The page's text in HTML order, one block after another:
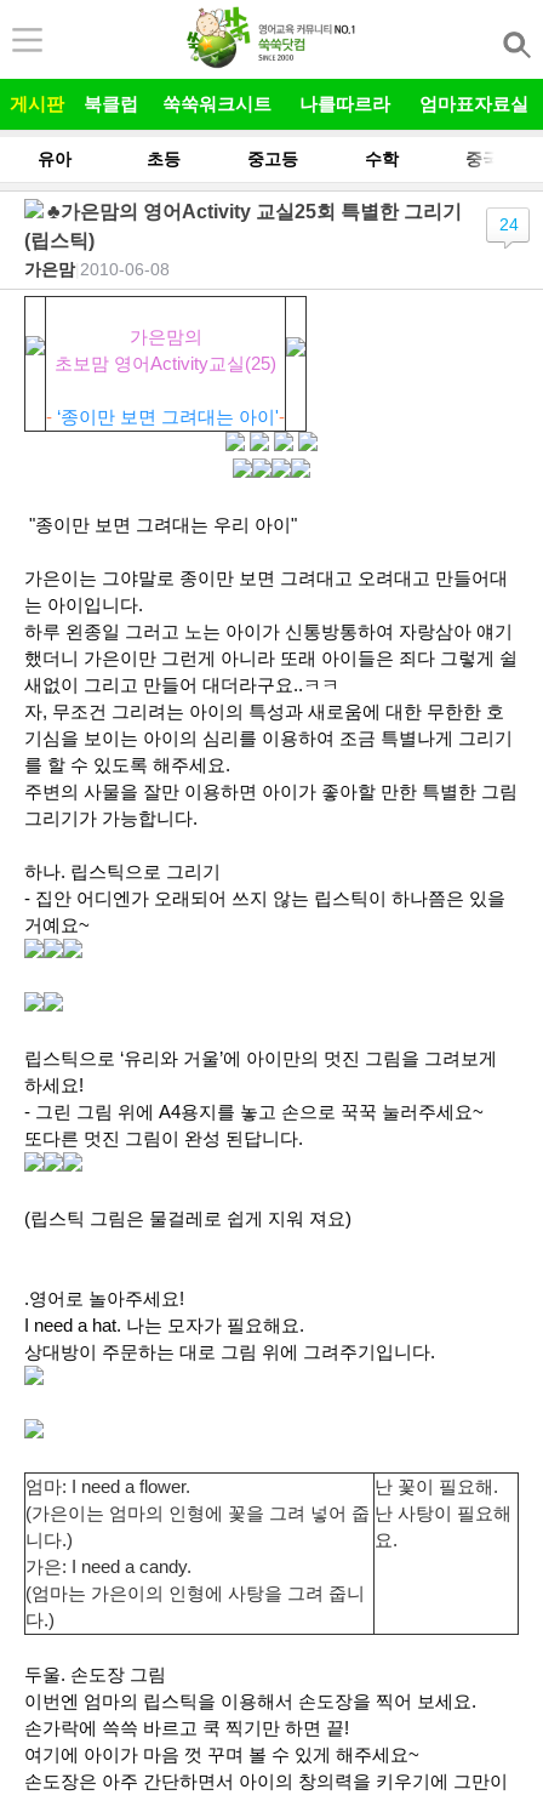
게시판 북클럽 쑥쑥워크시트 나를따르라 엄마표자료실
유아 초등 중고등 수학 중국어
♣가은맘의 영어Activity 교실25회 특별한 그리기
(립스틱)
가은맘| 2010-06-08
24
가은맘의
초보맘 영어Activity교실(25)
- ‘종이만 보면 그려대는 아이'-
"종이만 보면 그려대는 우리 아이"
가은이는 그야말로 종이만 보면 그려대고 오려대고 만들어대
는 아이입니다.
하루 왼종일 그러고 노는 아이가 신통방통하여 자랑삼아 얘기
했더니 가은이만 그런게 아니라 또래 아이들은 죄다 그렇게 쉴
새없이 그리고 만들어 대더라구요..ㅋㅋ
자, 무조건 그리려는 아이의 특성과 새로움에 대한 무한한 호
기심을 보이는 아이의 심리를 이용하여 조금 특별나게 그리기
를 할 수 있도록 해주세요.
주변의 사물을 잘만 이용하면 아이가 좋아할 만한 특별한 그림
그리기가 가능합니다.
하나. 립스틱으로 그리기
- 집안 어디엔가 오래되어 쓰지 않는 립스틱이 하나쯤은 있을
거예요~
립스틱으로 ‘유리와 거울’에 아이만의 멋진 그림을 그려보게
하세요!
- 그린 그림 위에 A4용지를 놓고 손으로 꾹꾹 눌러주세요~
또다른 멋진 그림이 완성 된답니다.
(립스틱 그림은 물걸레로 쉽게 지워 져요)
.영어로 놀아주세요!
I need a hat. 나는 모자가 필요해요.
상대방이 주문하는 대로 그림 위에 그려주기입니다.
엄마: I need a flower.
(가은이는 엄마의 인형에 꽃을 그려 넣어 줍
니다.)
가은: I need a candy.
(엄마는 가은이의 인형에 사탕을 그려 줍니
다.)
난 꽃이 필요해.
난 사탕이 필요해
요.
두울. 손도장 그림
이번엔 엄마의 립스틱을 이용해서 손도장을 찍어 보세요.
손가락에 쓱쓱 바르고 쿡 찍기만 하면 끝!
여기에 아이가 마음 껏 꾸며 볼 수 있게 해주세요~
손도장은 아주 간단하면서 아이의 창의력을 키우기에 그만이